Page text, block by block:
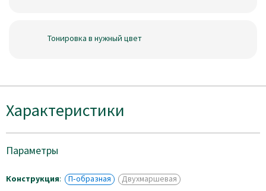
Тонировка в нужный цвет
Характеристики
Параметры
Конструкция: П‑образная
Двухмаршевая